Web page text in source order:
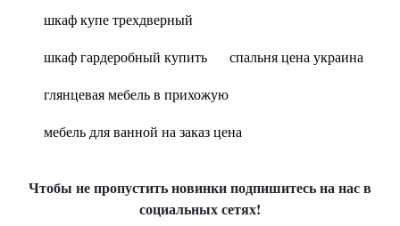
шкаф купе трехдверный
шкаф гардеробный купить
спальня цена украина
глянцевая мебель в прихожую
мебель для ванной на заказ цена
Чтобы не пропустить новинки подпишитесь на нас в
социальных сетях!